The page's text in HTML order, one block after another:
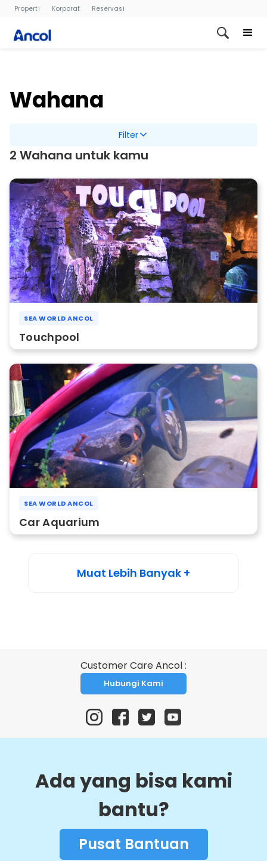
Properti Korporat Reservasi
Wahana
Filter
2 Wahana untuk kamu
SEA WORLD ANCOL
Touchpool
SEA WORLD ANCOL
Car Aquarium
Muat Lebih Banyak +
Customer Care Ancol :
Hubungi Kami
Ada yang bisa kami
bantu?
Pusat Bantuan